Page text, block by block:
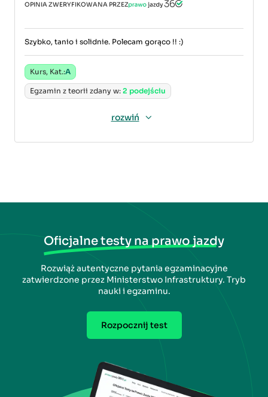
OPINIA ZWERYFIKOWANA PRZEZ
Szybko, tanio i solidnie. Polecam gorąco !! :)
Kurs, Kat.:A
Egzamin z teorii zdany w: 2 podejściu
rozwiń
Oficjalne testy na prawo jazdy
Rozwiąż autentyczne pytania egzaminacyjne
zatwierdzone przez Ministerstwo Infrastruktury. Tryb
nauki i egzaminu.
Rozpocznij test